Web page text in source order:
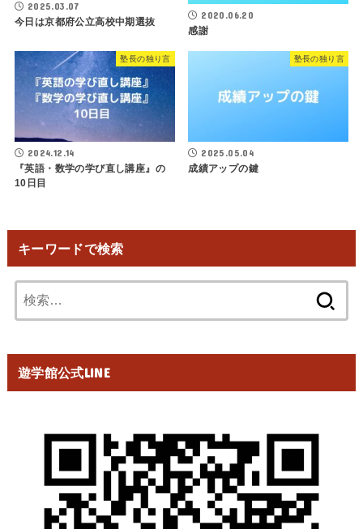
2025.03.07
今日は京都府公立高校中期選抜
2020.06.20
感謝
塾長の独り言
2024.12.14
『英語・数学の学び直し講座』の
10日目
塾長の独り言
2025.05.04
成績アップの鍵
キーワードで検索
索:
遊学館公式LINE